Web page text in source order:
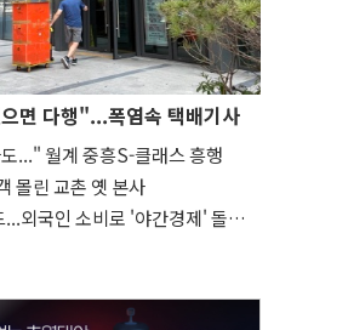
전국당원대회 후보자 제주
26.08.08
면 다행"...폭염속 택배기사
..." 월계 중흥S-클래스 흥행
몰린 교촌 옛 본사
외국인 소비로 '야간경제' 돌파